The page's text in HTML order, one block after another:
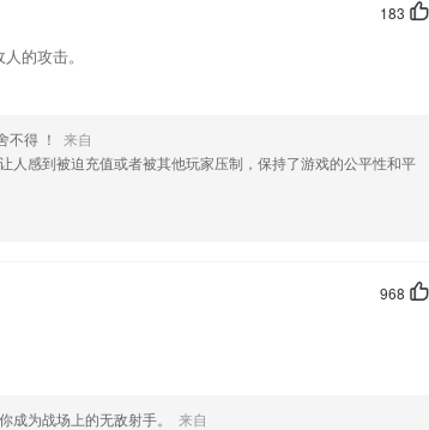
183
的攻击。
不得 ！
来自
人感到被迫充值或者被其他玩家压制，保持了游戏的公平性和平
968
成为战场上的无敌射手。
来自